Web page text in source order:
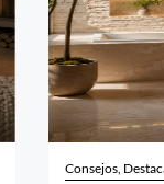
Consejos,